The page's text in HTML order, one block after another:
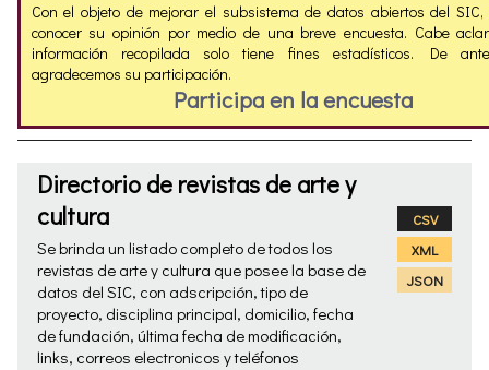
Con el objeto de mejorar el subsistema de datos abiertos del SIC,
conocer su opinión por medio de una breve encuesta. Cabe
información recopilada solo tiene fines estadísticos. De
agradecemos su participación.
Participa en la encuesta
Directorio de revistas de arte y
cultura
Se brinda un listado completo de todos los
revistas de arte y cultura que posee la base de
datos del SIC, con adscripción, tipo de
proyecto, disciplina principal, domicilio, fecha
de fundación, última fecha de modificación,
links, correos electronicos y teléfonos
CSV
XML
JSON